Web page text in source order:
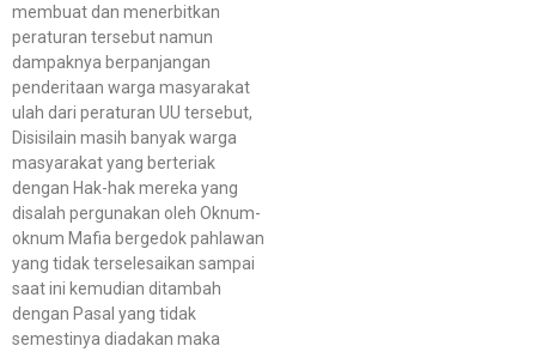
membuat dan menerbitkan
peraturan tersebut namun
dampaknya berpanjangan
penderitaan warga masyarakat
ulah dari peraturan UU tersebut,
Disisilain masih banyak warga
masyarakat yang berteriak
dengan Hak-hak mereka yang
disalah pergunakan oleh Oknum-
oknum Mafia bergedok pahlawan
yang tidak terselesaikan sampai
saat ini kemudian ditambah
dengan Pasal yang tidak
semestinya diadakan maka